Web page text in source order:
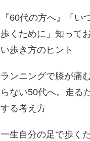
『60代の方へ』「い
歩くために」知って
い歩き方のヒント
ランニングで膝が痛
らない50代へ。走る
する考え方
一生自分の足で歩く